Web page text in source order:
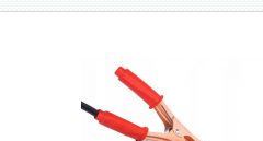
Celtniecības tehnika (51)
Elektroinstrumenti (69)